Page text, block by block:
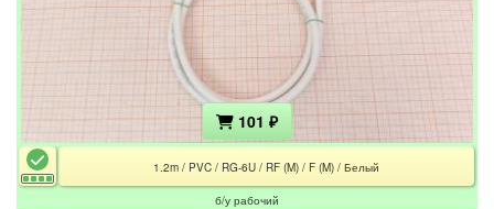
101 ₽
1.2m / PVC / RG-6U / RF (M) / F (M) / Белый
б/у рабочий